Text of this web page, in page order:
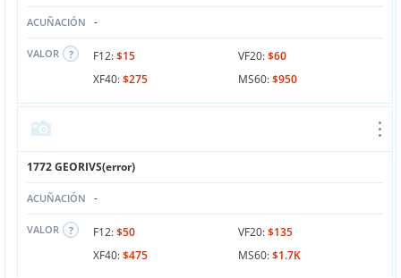
ACUÑACIÓN -
VALOR F12:$15 VF20:$60
XF40:$275 MS60:$950
1772 GEORIVS(error)
ACUÑACIÓN -
VALOR F12:$50 VF20:$135
XF40:$475 MS60:$1.7K